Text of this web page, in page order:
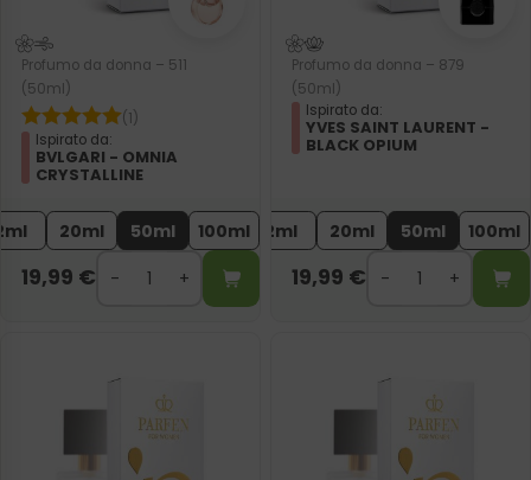
Profumo da donna – 511
(50ml)
(1)
Ispirato da:
BVLGARI - OMNIA
CRYSTALLINE
20ml 50ml 100ml
19,99 €
Profumo da donna – 879
(50ml)
Ispirato da:
YVES SAINT LAURENT -
BLACK OPIUM
2ml 20ml 50ml 100ml
19,99 €